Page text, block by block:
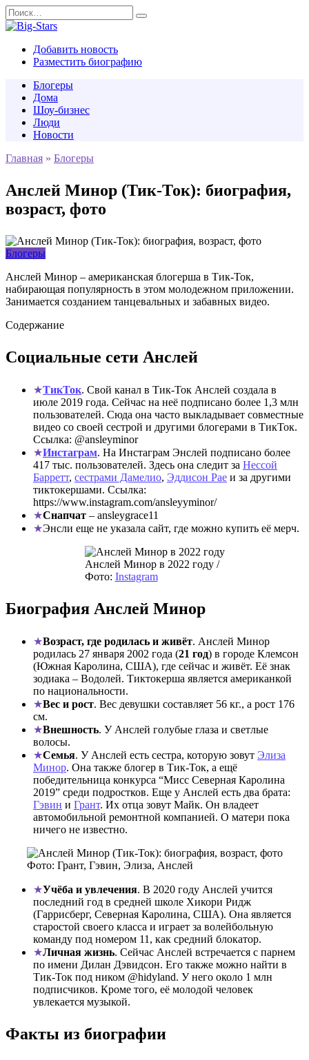
Перейти
к
содержанию
Search
for:
Добавить новость
Разместить биографию
Блогеры
Дома
Шоу-бизнес
Люди
Новости
Главная » Блогеры
Анслей Минор (Тик-Ток): биография,
возраст, фото
Блогеры
Анслей Минор – американская блогерша в Тик-Ток,
набирающая популярность в этом молодежном приложении.
Занимается созданием танцевальных и забавных видео.
Содержание
Социальные сети Анслей
ТикТок. Свой канал в Тик-Ток Анслей создала в
июле 2019 года. Сейчас на неё подписано более 1,3 млн
пользователей. Сюда она часто выкладывает совместные
видео со своей сестрой и другими блогерами в ТикТок.
Ссылка: @ansleyminor
Инстаграм. На Инстаграм Энслей подписано более
417 тыс. пользователей. Здесь она следит за Нессой
Барретт, сестрами Дамелио, Эддисон Рае и за другими
тиктокершами. Ссылка:
https://www.instagram.com/ansleyyminor/
Снапчат – ansleygrace11
Энсли еще не указала сайт, где можно купить её мерч.
Анслей Минор в 2022 году /
Фото: Instagram
Биография Анслей Минор
Возраст, где родилась и живёт. Анслей Минор
родилась 27 января 2002 года (21 год) в городе Клемсон
(Южная Каролина, США), где сейчас и живёт. Её знак
зодиака – Водолей. Тиктокерша является американкой
по национальности.
Вес и рост. Вес девушки составляет 56 кг., а рост 176
см.
Внешность. У Анслей голубые глаза и светлые
волосы.
Семья. У Анслей есть сестра, которую зовут Элиза
Минор. Она также блогер в Тик-Ток, а ещё
победительница конкурса “Мисс Северная Каролина
2019” среди подростков. Еще у Анслей есть два брата:
Гэвин и Грант. Их отца зовут Майк. Он владеет
автомобильной ремонтной компанией. О матери пока
ничего не известно.
Фото: Грант, Гэвин, Элиза, Анслей
Учёба и увлечения. В 2020 году Анслей учится
последний год в средней школе Хикори Ридж
(Гаррисберг, Северная Каролина, США). Она является
старостой своего класса и играет за волейбольную
команду под номером 11, как средний блокатор.
Личная жизнь. Сейчас Анслей встречается с парнем
по имени Дилан Дэвидсон. Его также можно найти в
Тик-Ток под ником @hidyland. У него около 1 млн
подписчиков. Кроме того, её молодой человек
увлекается музыкой.
Факты из биографии